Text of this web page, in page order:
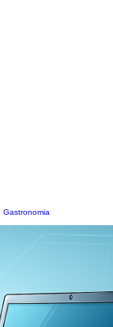
Gastronomia